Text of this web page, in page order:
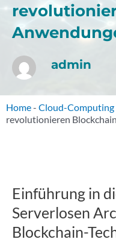
admin
Home- Cloud-Computing
revolutionieren
Einführung in
Serverlosen
Blockchain-